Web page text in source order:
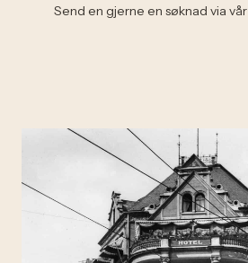
Send en gjerne en søknad via vår